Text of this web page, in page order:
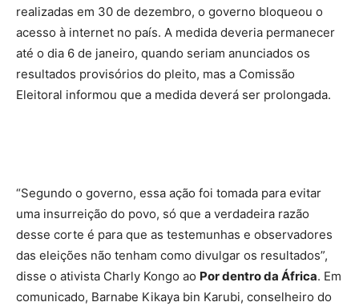
realizadas em 30 de dezembro, o governo bloqueou o
acesso à internet no país. A medida deveria permanecer
até o dia 6 de janeiro, quando seriam anunciados os
resultados provisórios do pleito, mas a Comissão
Eleitoral informou que a medida deverá ser prolongada.
“Segundo o governo, essa ação foi tomada para evitar
uma insurreição do povo, só que a verdadeira razão
desse corte é para que as testemunhas e observadores
das eleições não tenham como divulgar os resultados”,
disse o ativista Charly Kongo ao Por dentro da África. Em
comunicado, Barnabe Kikaya bin Karubi, conselheiro do